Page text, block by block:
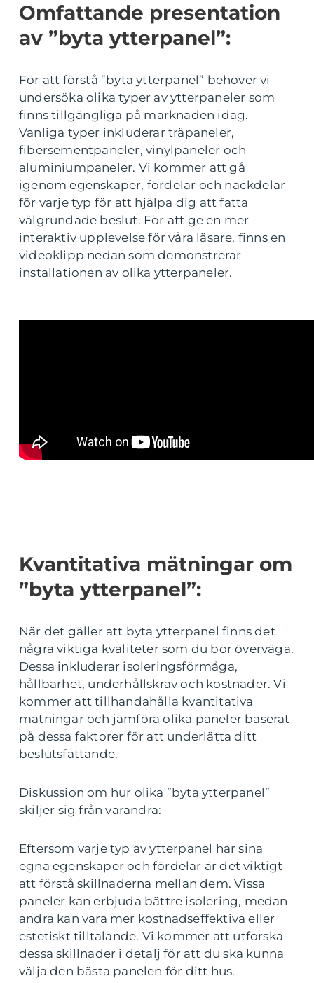
Omfattande presentation
av ”byta ytterpanel”:
För att förstå ”byta ytterpanel” behöver vi
undersöka olika typer av ytterpaneler som
finns tillgängliga på marknaden idag.
Vanliga typer inkluderar träpaneler,
fibersementpaneler, vinylpaneler och
aluminiumpaneler. Vi kommer att gå
igenom egenskaper, fördelar och nackdelar
för varje typ för att hjälpa dig att fatta
välgrundade beslut. För att ge en mer
interaktiv upplevelse för våra läsare, finns en
videoklipp nedan som demonstrerar
installationen av olika ytterpaneler.
Kvantitativa mätningar om
”byta ytterpanel”:
När det gäller att byta ytterpanel finns det
några viktiga kvaliteter som du bör överväga.
Dessa inkluderar isoleringsförmåga,
hållbarhet, underhållskrav och kostnader. Vi
kommer att tillhandahålla kvantitativa
mätningar och jämföra olika paneler baserat
på dessa faktorer för att underlätta ditt
beslutsfattande.
Diskussion om hur olika ”byta ytterpanel”
skiljer sig från varandra:
Eftersom varje typ av ytterpanel har sina
egna egenskaper och fördelar är det viktigt
att förstå skillnaderna mellan dem. Vissa
paneler kan erbjuda bättre isolering, medan
andra kan vara mer kostnadseffektiva eller
estetiskt tilltalande. Vi kommer att utforska
dessa skillnader i detalj för att du ska kunna
välja den bästa panelen för ditt hus.